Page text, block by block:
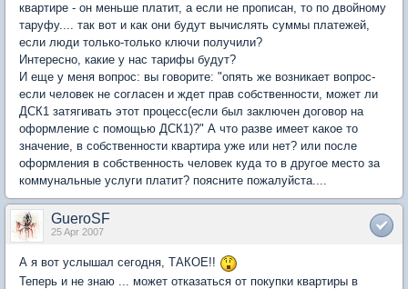
квартире - он меньше платит, а если не прописан, то по двойному
таруфу.... так вот и как они будут вычислять суммы платежей,
если люди только-только ключи получили?
Интересно, какие у нас тарифы будут?
И еще у меня вопрос: вы говорите: "опять же возникает вопрос-
если человек не согласен и ждет прав собственности, может ли
ДСК1 затягивать этот процесс(если был заключен договор на
оформление с помощью ДСК1)?" А что разве имеет какое то
значение, в собственности квартира уже или нет? или после
оформления в собственность человек куда то в другое место за
коммунальные услуги платит? поясните пожалуйста....
GueroSF
25 Apr 2007
А я вот услышал сегодня, ТАКОЕ!!
Теперь и не знаю ... может отказаться от покупки квартиры в